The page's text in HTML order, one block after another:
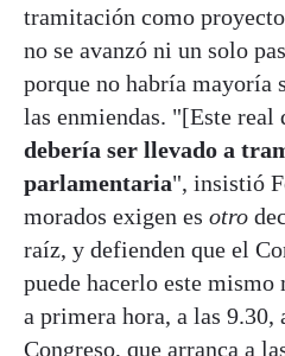
tramitación como
no se avanzó ni un solo
porque no habría mayoría
las enmiendas. "[Este real
debería ser llevado a
parlamentaria", insistió
morados exigen es otro
raíz, y defienden que el
puede hacerlo este mismo
a primera hora, a las 9.30,
Congreso, que arranca a